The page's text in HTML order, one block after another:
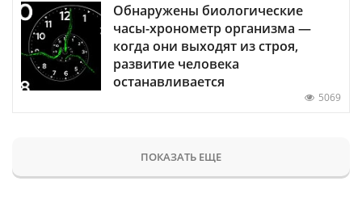
Обнаружены биологические
часы-хронометр организма —
когда они выходят из строя,
развитие человека
останавливается
5069
ПОКАЗАТЬ ЕЩЕ